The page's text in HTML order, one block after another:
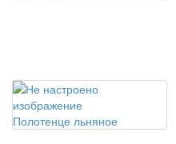
Полотенце льняное